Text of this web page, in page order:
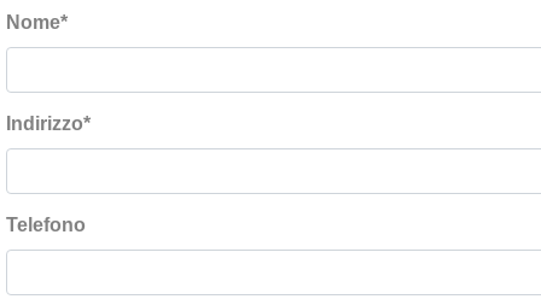
Nome*
Indirizzo*
Telefono